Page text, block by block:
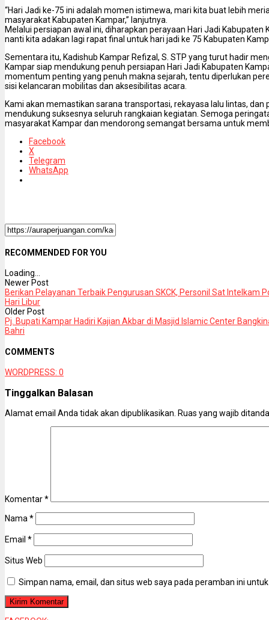
“Hari Jadi ke-75 ini adalah momen istimewa, mari kita buat lebih
masyarakat Kabupaten Kampar,” lanjutnya.
Melalui persiapan awal ini, diharapkan perayaan Hari Jadi
nanti kita adakan lagi rapat final untuk hari jadi ke 75 Kabupaten
Sementara itu, Kadishub Kampar Refizal, S. STP yang turut hadir
Kampar siap mendukung penuh persiapan Hari Jadi Kabupaten
momentum penting yang penuh makna sejarah, tentu diperlukan
sisi kelancaran mobilitas dan aksesibilitas acara.
Kami akan memastikan sarana transportasi, rekayasa lalu lintas,
mendukung suksesnya seluruh rangkaian kegiatan. Semoga
masyarakat Kampar dan mendorong semangat bersama untuk
Facebook
X
Telegram
WhatsApp
RECOMMENDED FOR YOU
Loading...
Newer Post
Berikan Pelayanan Terbaik Pengurusan SKCK, Personil Sat Intelkam
Hari Libur
Older Post
Pj. Bupati Kampar Hadiri Kajian Akbar di Masjid Islamic Center
Bahri
COMMENTS
WORDPRESS: 0
Tinggalkan Balasan
Alamat email Anda tidak akan dipublikasikan. Ruas yang wajib
Komentar*
Nama*
Email *
Situs Web
Simpan nama, email, dan situs web saya pada peramban ini